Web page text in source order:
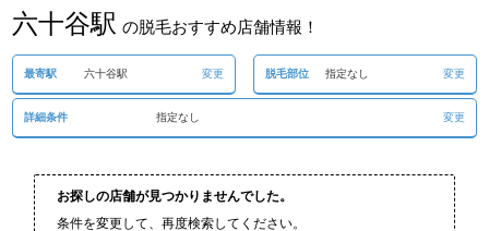
六十谷駅 の脱毛おすすめ店舗情報！
最寄駅 六十谷駅 変更 脱毛部位 指定なし 変更
詳細条件 指定なし 変更
お探しの店舗が見つかりませんでした。
条件を変更して、再度検索してください。